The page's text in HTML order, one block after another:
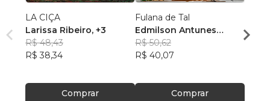
LA CIÇA
Larissa Ribeiro, +3
R$ 48,43
R$ 38,34
Comprar
Fulana de Tal
Edmilson Antunes
Tavares
R$ 50,62
R$ 40,07
Comprar